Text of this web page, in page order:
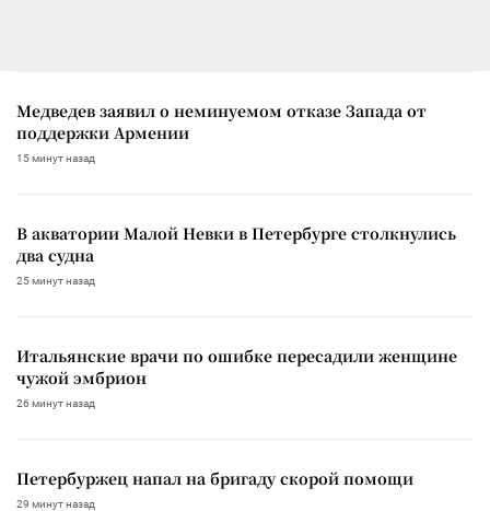
Медведев заявил о неминуемом отказе Запада от
поддержки Армении
15 минут назад
В акватории Малой Невки в Петербурге столкнулись
два судна
25 минут назад
Итальянские врачи по ошибке пересадили женщине
чужой эмбрион
26 минут назад
Петербуржец напал на бригаду скорой помощи
29 минут назад